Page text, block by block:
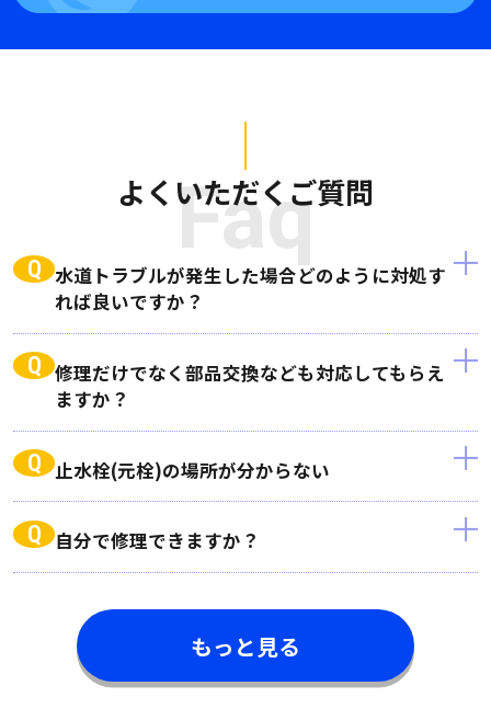
Faq
よくいただくご質問
Q 水道トラブルが発生した場合どのように対処す
れば良いですか？
Q 修理だけでなく部品交換なども対応してもらえ
ますか？
Q 止水栓(元栓)の場所が分からない
Q 自分で修理できますか？
もっと見る